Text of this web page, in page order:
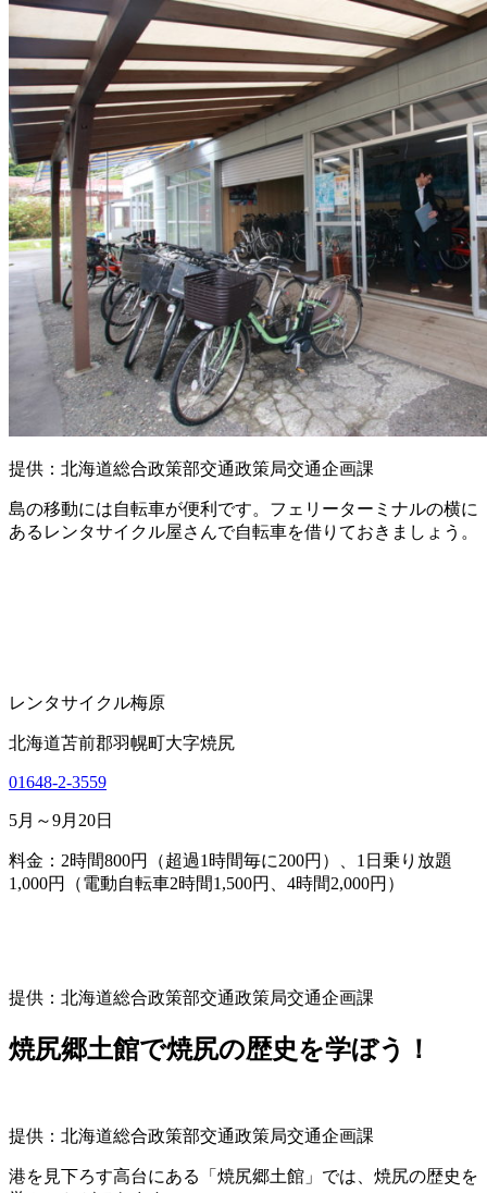
提供：北海道総合政策部交通政策局交通企画課
島の移動には自転車が便利です。フェリーターミナルの横に
あるレンタサイクル屋さんで自転車を借りておきましょう。
レンタサイクル梅原
北海道苫前郡羽幌町大字焼尻
01648-2-3559
5月～9月20日
料金：2時間800円（超過1時間毎に200円）、1日乗り放題
1,000円（電動自転車2時間1,500円、4時間2,000円）
提供：北海道総合政策部交通政策局交通企画課
焼尻郷土館で焼尻の歴史を学ぼう！
提供：北海道総合政策部交通政策局交通企画課
港を見下ろす高台にある「焼尻郷土館」では、焼尻の歴史を